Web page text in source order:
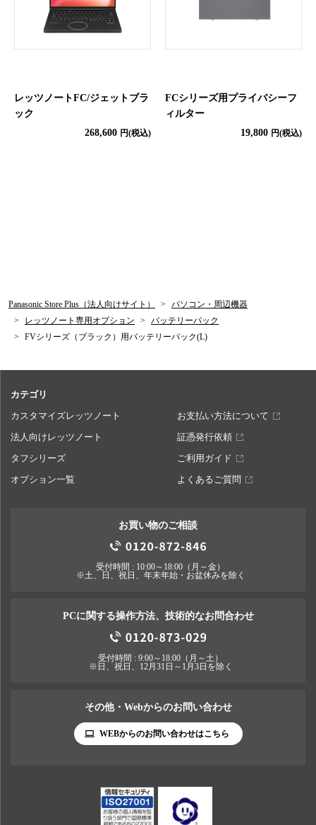
レッツノートFC/ジェットブラ
ック
268,600 円(税込)
FCシリーズ用プライバシーフ
ィルター
19,800 円(税込)
Panasonic Store Plus（法人向けサイト）
パソコン・周辺機器
レッツノート専用オプション
バッテリーパック
FVシリーズ（ブラック）用バッテリーパック(L)
カテゴリ
カスタマイズレッツノート
お支払い方法について
法人向けレッツノート
証憑発行依頼
タフシリーズ
ご利用ガイド
オプション一覧
よくあるご質問
お買い物のご相談
受付時間 : 10:00～18:00（月～金）
※土、日、祝日、年末年始・お盆休みを除く
PCに関する操作方法、技術的なお問合わせ
受付時間 : 9:00～18:00（月～土）
※日、祝日、12月31日～1月3日を除く
その他・Webからのお問い合わせ
WEBからのお問い合わせはこちら